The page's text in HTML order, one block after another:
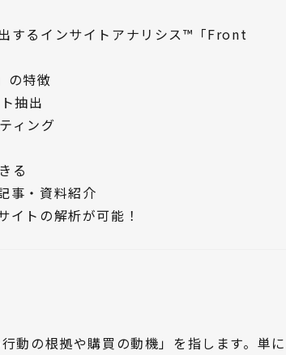
するインサイトアナリシス™「Front
の特徴
抽出
ィング
る
事・資料紹介
トの解析が可能！
動の根拠や購買の動機」を指します。単に